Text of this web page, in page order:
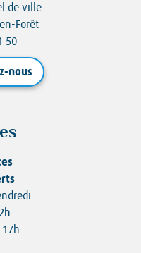
de ville
Forêt
50
nous